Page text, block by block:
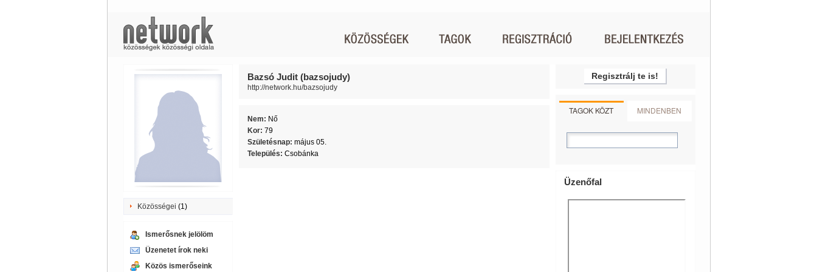
Közösségei (1)
Ismerősnek jelölöm
Üzenetet írok neki
Közös ismerőseink
Bazsó Judit (bazsojudy)
http://network.hu/bazsojudy
Nem: Nő
Kor: 79
Születésnap: május 05.
Település: Csobánka
Regisztrálj te is!
TAGOK KÖZT MINDENBEN
Üzenőfal